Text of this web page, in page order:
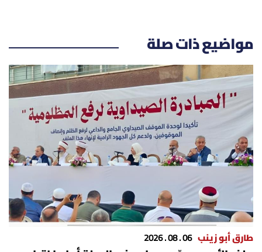
مواضيع ذات صلة
طارق أبو زينب 06 . 08 . 2026